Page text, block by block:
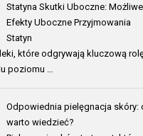
Statyna Skutki Uboczne: Możliwe
Efekty Uboczne Przyjmowania
Statyn
które odgrywają kluczową
poziomu …
Odpowiednia pielęgnacja skóry:
warto wiedzieć?